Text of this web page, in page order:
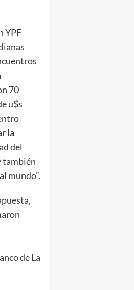
YPF
70
u$s
la
del
también
mundo”.
de La